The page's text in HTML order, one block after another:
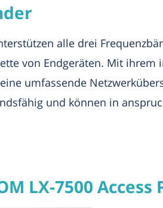
alle drei
von Endgeräten. Mit ihrem
umfassende
und können in
LX-7500 Access